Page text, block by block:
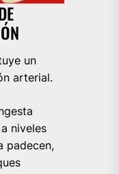
un
arterial.
niveles
padecen,